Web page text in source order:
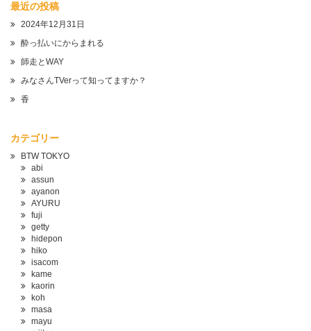
最近の投稿
2024年12月31日
酔っ払いにからまれる
師走とWAY
みなさんTVerって知ってますか？
香
カテゴリー
BTW TOKYO
abi
assun
ayanon
AYURU
fuji
getty
hidepon
hiko
isacom
kame
kaorin
koh
masa
mayu